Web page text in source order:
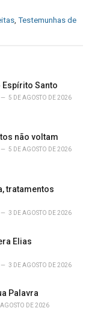
, Testemunhas de
Santo
5 DE AGOSTO DE 2026
não voltam
5 DE AGOSTO DE 2026
tratamentos
3 DE AGOSTO DE 2026
Elias
3 DE AGOSTO DE 2026
Palavra
DE 2026